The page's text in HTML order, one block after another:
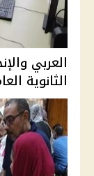
العربي
الثانوية العامة 2026